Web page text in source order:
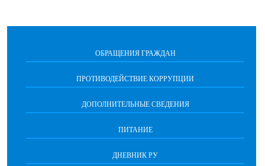
ОБРАЩЕНИЯ ГРАЖДАН
ПРОТИВОДЕЙСТВИЕ КОРРУПЦИИ
ДОПОЛНИТЕЛЬНЫЕ СВЕДЕНИЯ
ПИТАНИЕ
ДНЕВНИК РУ